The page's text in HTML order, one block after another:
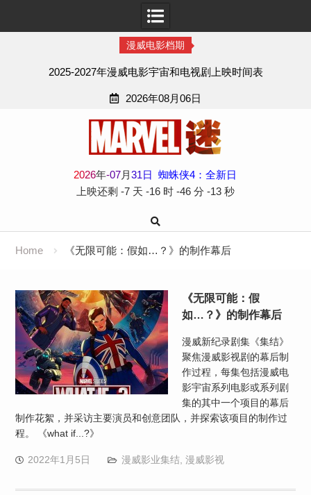
漫威电影档期
2025-2027年漫威电影宇宙和电视剧上映时间表
2026年08月06日
2026年-07月31日
蜘蛛侠4：全新日
上映还剩 -7 天 -16 时 -46 分 -14 秒
Home 《无限可能：假如…？》的制作幕后
《无限可能：假
如…？》的制作幕后
漫威新纪录剧集《集结》
聚焦漫威影视剧的幕后制
作过程，每集包括漫威电
影宇宙系列电影或系列剧
集的其中一个项目的幕后
制作花絮，并采访主要演员和创意团队，并探索该项目的制作过
程。 《what if...?》
2022年1月5日 漫威影业集结, 漫威影视